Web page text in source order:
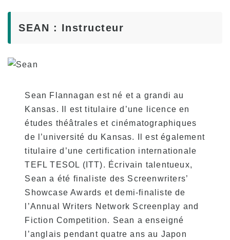
SEAN : Instructeur
Sean Flannagan est né et a grandi au
Kansas. Il est titulaire d’une licence en
études théâtrales et cinématographiques
de l’université du Kansas. Il est également
titulaire d’une certification internationale
TEFL TESOL (ITT). Écrivain talentueux,
Sean a été finaliste des Screenwriters’
Showcase Awards et demi-finaliste de
l’Annual Writers Network Screenplay and
Fiction Competition. Sean a enseigné
l’anglais pendant quatre ans au Japon